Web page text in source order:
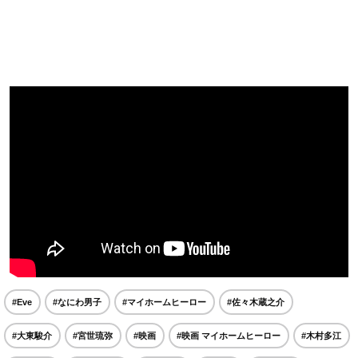
#Eve #なにわ男子 #マイホームヒーロー #佐々木蔵之介
#大東駿介 #宮世琉弥 #映画 #映画 マイホームヒーロー #木村多江